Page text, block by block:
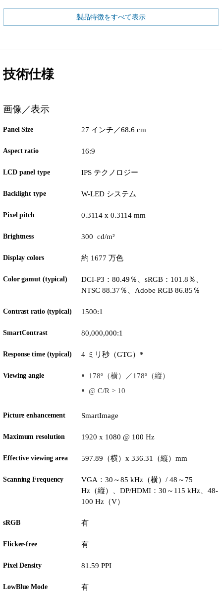
製品特徴をすべて表示
技術仕様
画像／表示
Panel Size 27 インチ／68.6 cm
Aspect ratio 16:9
LCD panel type IPS テクノロジー
Backlight type W-LED システム
Pixel pitch 0.3114 x 0.3114 mm
Brightness 300 cd/m²
Display colors 約 1677 万色
Color gamut (typical)
DCI-P3：80.49％、sRGB：101.8％、
NTSC 88.37％、Adobe RGB 86.85％
Contrast ratio (typical) 1500:1
SmartContrast 80,000,000:1
Response time (typical) 4 ミリ秒（GTG）*
Viewing angle
178º（横）／178º（縦）
@ C/R > 10
Picture enhancement SmartImage
Maximum resolution 1920 x 1080 @ 100 Hz
Effective viewing area 597.89（横）x 336.31（縦）mm
Scanning Frequency
VGA：30～85 kHz（横）/ 48～75
Hz（縦）、DP/HDMI：30～115 kHz、48-
100 Hz（V）
sRGB 有
Flicker-free 有
Pixel Density 81.59 PPI
LowBlue Mode 有